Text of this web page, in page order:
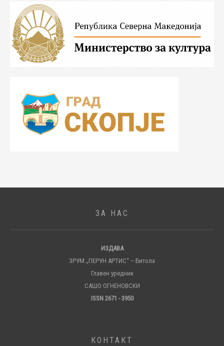
ЗА НАС
ИЗДАВА
ЗРУМ „ПЕРУН АРТИС“ – Битола
Главен уредник
САШО ОГНЕНОВСКИ
ISSN 2671 - 3950
КОНТАКТ